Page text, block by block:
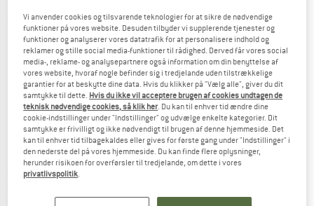
TOPEAK
D-Flash Express S
Skærm
7,95 €5,96 €
5,0(1)
M-WAVE
Mud Max Flex Rear
Skærm
5,90 € 4,72 €
(0)
Vi anvender cookies og tilsvarende teknologier for at sikre de nødvendige
funktioner på vores website. Desuden tilbyder vi supplerende tjenester og
funktioner og analyserer vores datatrafik for at personalisere indhold og
reklamer og stille social media-funktioner til rådighed. Derved får vores social
media-, reklame- og analysepartnere også information om din benyttelse af
vores website, hvoraf nogle befinder sig i tredjelande uden tilstrækkelige
garantier for at beskytte dine data. Hvis du klikker på "Vælg alle", giver du dit
samtykke til dette. Hvis du ikke vil acceptere brugen af cookies undtagen de
teknisk nødvendige cookies, så klik her. Du kan til enhver tid ændre dine
cookie-indstillinger under "Indstillinger" og udvælge enkelte kategorier. Dit
samtykke er frivilligt og ikke nødvendigt til brugen af denne hjemmeside. Det
kan til enhver tid tilbagekaldes eller gives for første gang under "Indstillinger" i
den nederste del på vores hjemmeside. Du kan finde flere oplysninger,
herunder risikoen for overførsler til tredjelande, om dette i vores
privatlivspolitik.